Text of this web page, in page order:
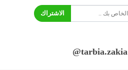
الاشتراك
@tarbia.zakia